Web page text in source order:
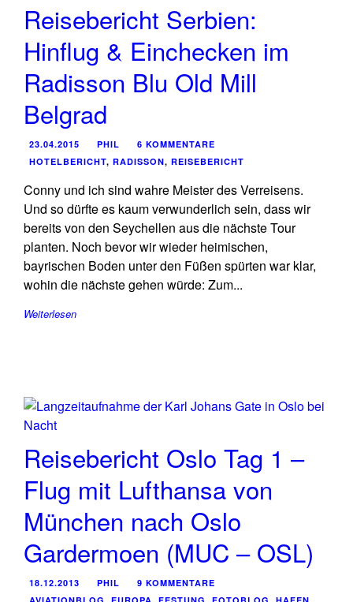
Reisebericht Serbien:
Hinflug & Einchecken im
Radisson Blu Old Mill
Belgrad
23.04.2015 PHIL
6 KOMMENTARE
HOTELBERICHT, RADISSON, REISEBERICHT
Conny und ich sind wahre Meister des Verreisens.
Und so dürfte es kaum verwunderlich sein, dass wir
bereits von den Seychellen aus die nächste Tour
planten. Noch bevor wir wieder heimischen,
bayrischen Boden unter den Füßen spürten war klar,
wohin die nächste gehen würde: Zum...
Weiterlesen
Reisebericht Oslo Tag 1 –
Flug mit Lufthansa von
München nach Oslo
Gardermoen (MUC – OSL)
18.12.2013 PHIL
9 KOMMENTARE